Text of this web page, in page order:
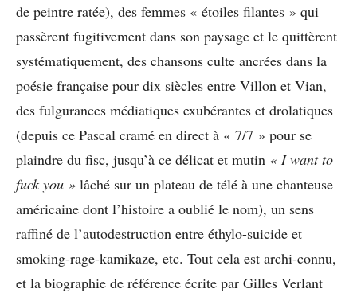
de peintre ratée), des femmes « étoiles filantes » qui
passèrent fugitivement dans son paysage et le quittèrent
systématiquement, des chansons culte ancrées dans la
poésie française pour dix siècles entre Villon et Vian,
des fulgurances médiatiques exubérantes et drolatiques
(depuis ce Pascal cramé en direct à « 7/7 » pour se
plaindre du fisc, jusqu’à ce délicat et mutin « I want to
fuck you » lâché sur un plateau de télé à une chanteuse
américaine dont l’histoire a oublié le nom), un sens
raffiné de l’autodestruction entre éthylo-suicide et
smoking-rage-kamikaze, etc. Tout cela est archi-connu,
et la biographie de référence écrite par Gilles Verlant